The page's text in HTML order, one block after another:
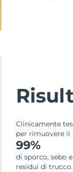
Clinicamente
per rimuovere il
99%
di sporco, sebo e
residui di trucco.